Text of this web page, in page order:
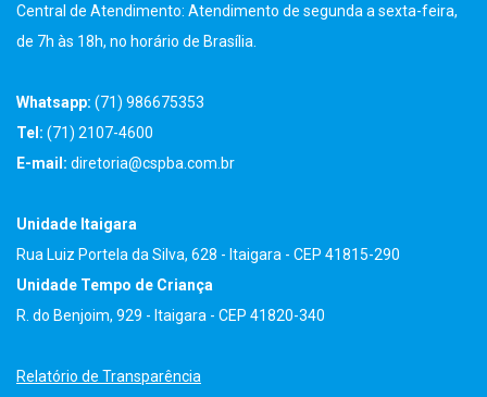
Central de Atendimento: Atendimento de segunda a sexta-feira,
de 7h às 18h, no horário de Brasília.
Whatsapp: (71) 986675353
Tel: (71) 2107-4600
E-mail: diretoria@cspba.com.br
Unidade Itaigara
Rua Luiz Portela da Silva, 628 - Itaigara - CEP 41815-290
Unidade Tempo de Criança
R. do Benjoim, 929 - Itaigara - CEP 41820-340
Relatório de Transparência